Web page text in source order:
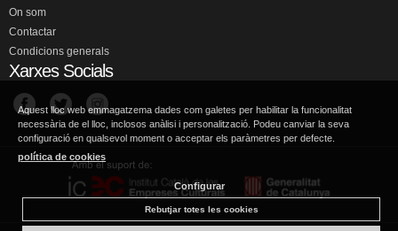
On som
Contactar
Condicions generals
Xarxes Socials
Aquest lloc web emmagatzema dades com galetes per habilitar la funcionalitat
necessària de el lloc, inclosos anàlisi i personalització. Podeu canviar la seva
configuració en qualsevol moment o acceptar els paràmetres per defecte.
política de cookies
Configurar
Rebutjar totes les cookies